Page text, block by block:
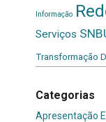
Informação
Serviços
Transformação
Categorias
Apresentação